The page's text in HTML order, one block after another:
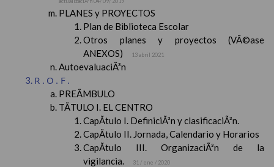
PLANES y PROYECTOS
Plan de Biblioteca Escolar
Otros planes y proyectos (VÃ©ase
ANEXOS)
13 abril 2021
AutoevaluaciÃ³n
R.O.F.
PREÃMBULO
TÃTULO I. EL CENTRO
CapÃ­tulo I. DefiniciÃ³n y clasificaciÃ³n.
CapÃ­tulo II. Jornada, Calendario y Horarios
CapÃ­tulo III. OrganizaciÃ³n de la
vigilancia.
31 / ene / 2020